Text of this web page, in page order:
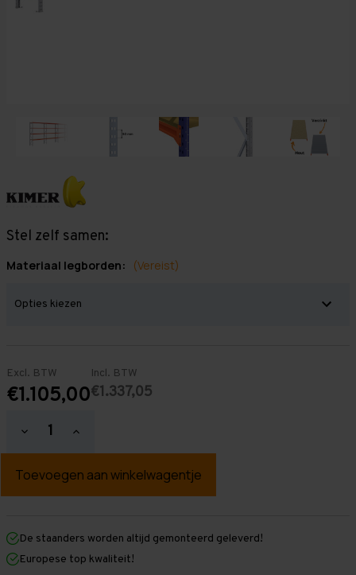
Stel zelf samen:
Materiaal legborden: (Vereist)
Excl. BTW
€1.105,00
Incl. BTW
€1.337,05
Hoeveelheid
verlagen
Grootvakstelling
mm
mm
x
600
Hoeveelheid
verhogen
Grootvakstelling
mm
mm
600
De staanders worden altijd gemonteerd geleverd!
Europese top kwaliteit!